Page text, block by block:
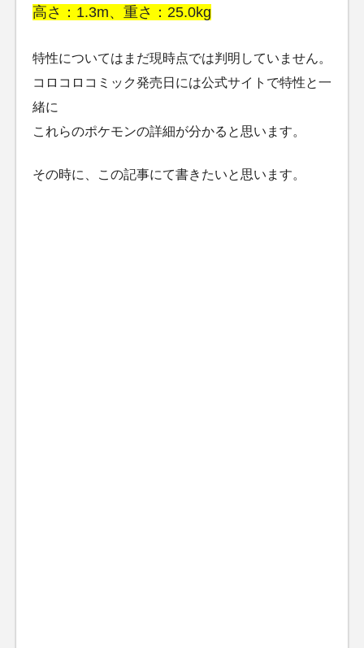
高さ：1.3m、重さ：25.0kg
特性についてはまだ現時点では判明していません。
コロコロコミック発売日には公式サイトで特性と一
緒に
これらのポケモンの詳細が分かると思います。
その時に、この記事にて書きたいと思います。